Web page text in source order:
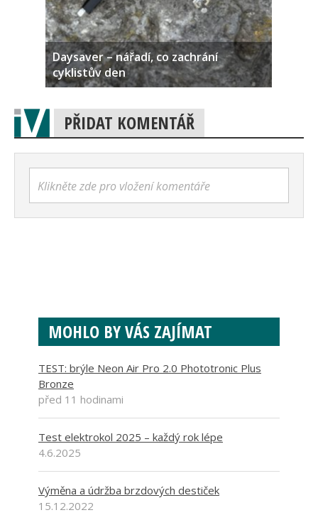
Daysaver – nářadí, co zachrání
cyklistův den
PŘIDAT KOMENTÁŘ
Klikněte zde pro vložení komentáře
MOHLO BY VÁS ZAJÍMAT
TEST: brýle Neon Air Pro 2.0 Phototronic Plus
Bronze
před 11 hodinami
Test elektrokol 2025 – každý rok lépe
4.6.2025
Výměna a údržba brzdových destiček
15.12.2022